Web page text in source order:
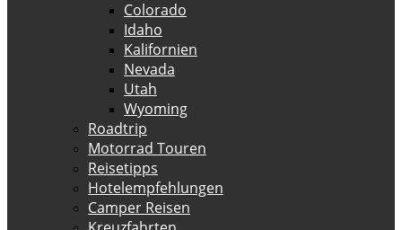
Colorado
Idaho
Kalifornien
Nevada
Utah
Wyoming
Roadtrip
Motorrad Touren
Reisetipps
Hotelempfehlungen
Camper Reisen